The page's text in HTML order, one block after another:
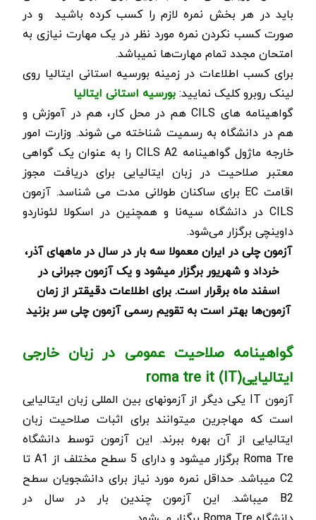
باید در هر بخش نمره لازم را کسب کرده باشید و در
صورت کسب نکردن نمره مورد نظر در یک مهارت نیازی به
امتحان مجدد تمام مهارت­‌ها نمی­باشد.
برای کسب اطلاعات در زمینه بورسیه استانی ایتالیا روی
لینک روبرو کلیک نمایید:بورسیه استانی ایتالیا
گواهینامه های CILSهم در محل کار، هم در آموزش و
هم در دانشگاه به رسمیت شناخته می شوند. وزارت امور
خارجه ماژول گواهینامه CILS A2 را به عنوان یک گواهی
معتبر صلاحیت در زبان ایتالیایی برای دریافت مجوز
اقامت EC برای ساکنان طولانی مدت می شناسد. آزمون
CILS در دانشگاه سیه‌نا و همچنین در اسکولا لئوناردو
داوینچی برگزار می‌شود.
آزمون چلی در ایران معمولا سه بار در سال در ماه­های آذر،
خرداد و شهریور برگزار می­شود و یک آزمون جبرانی در
اسفند ماه برقرار است. برای اطلاعات دقیق­تر از زمان
آزمون­‌ها بهتر است به تقویم رسمی آزمون چلی سر بزنید
گواهینامه صلاحیت عمومی در زبان خارجی
ایتالیایی(IT
)
roma tre it
آزمون IT یکی دیگر از آزمون­های بین المللی زبان ایتالیایی
است که مهاجرین می­توانند برای اثبات صلاحیت زبان
ایتالیایی از آن بهره ببرند. این آزمون توسط دانشگاه
Roma Tre برگزار می­شود و دارای 5 سطح مختلف از A1تا
C2 می­باشد. حداقل نمره مورد نیاز برای دانشجویان سطح
B2 می­باشد. این آزمون چندین بار در سال در